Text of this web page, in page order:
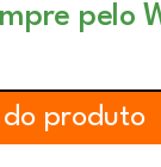
pelo
do produto